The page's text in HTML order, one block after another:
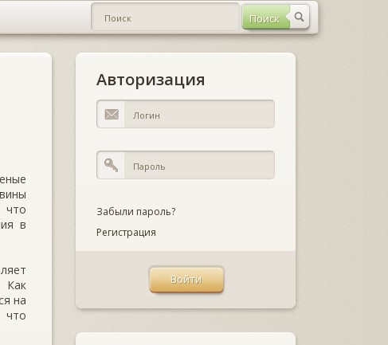
что
в
Как
на
что
Авторизация
Забыли пароль?
Регистрация